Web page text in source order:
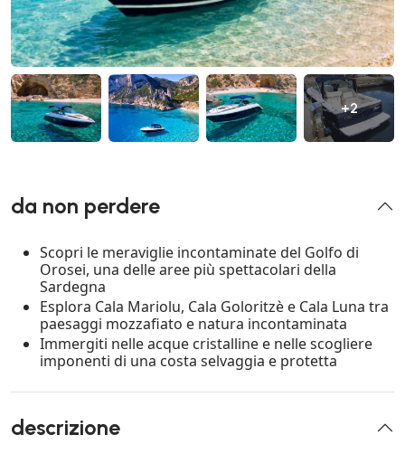
+2
da non perdere
Scopri le meraviglie incontaminate del Golfo di
Orosei, una delle aree più spettacolari della
Sardegna
Esplora Cala Mariolu, Cala Goloritzè e Cala Luna tra
paesaggi mozzafiato e natura incontaminata
Immergiti nelle acque cristalline e nelle scogliere
imponenti di una costa selvaggia e protetta
descrizione